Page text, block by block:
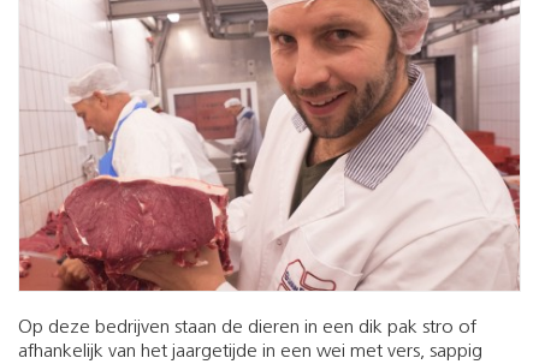
Op deze bedrijven staan de dieren in een dik pak stro of
afhankelijk van het jaargetijde in een wei met vers, sappig